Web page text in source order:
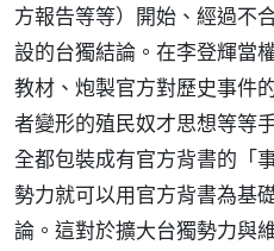
方報告等等）開始、經過不
設的台獨結論。在李登輝當
教材、炮製官方對歷史事件
者變形的殖民奴才思想等等
全都包裝成有官方背書的「
勢力就可以用官方背書為基
論。這對於擴大台獨勢力與